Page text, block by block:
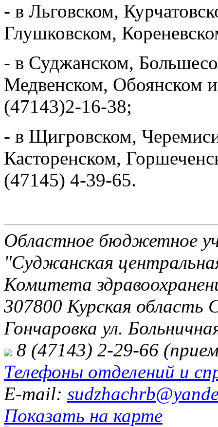
- в Льговском,
Глушковском,
- в Суджанском,
Медвенском, Обоянском
(47143)2-16-38;
- в Щигровском,
Касторенском,
(47145) 4-39-65.
Областное бюджетное
"Суджанская
Комитета
307800 Курская область
Гончаровка ул.
8 (47143) 2-29-66
Телефоны отделений и
E-mail:
Показать на карте